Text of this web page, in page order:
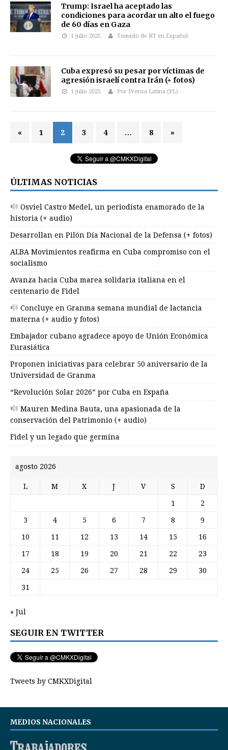
Trump: Israel ha aceptado las
condiciones para acordar un alto el fuego
de 60 días en Gaza
1 julio 2025 Tomado de RT en Español
Cuba expresó su pesar por víctimas de
agresión israelí contra Irán (+ fotos)
1 julio 2025 Por Prensa Latina (PL)
« 1 2 3 4 … 8 »
ÚLTIMAS NOTICIAS
Osviel Castro Medel, un periodista enamorado de la
historia (+ audio)
Desarrollan en Pilón Día Nacional de la Defensa (+ fotos)
ALBA Movimientos reafirma en Cuba compromiso con el
socialismo
Avanza hacia Cuba marea solidaria italiana en el
centenario de Fidel
Concluye en Granma semana mundial de lactancia
materna (+ audio y fotos)
Embajador cubano agradece apoyo de Unión Económica
Eurasiática
Proponen iniciativas para celebrar 50 aniversario de la
Universidad de Granma
“Revolución Solar 2026” por Cuba en España
Mauren Medina Bauta, una apasionada de la
conservación del Patrimonio (+ audio)
Fidel y un legado que germina
agosto 2026
L M X J V S D
1 2
3 4 5 6 7 8 9
10 11 12 13 14 15 16
17 18 19 20 21 22 23
24 25 26 27 28 29 30
31
« Jul
SEGUIR EN TWITTER
Tweets by CMKXDigital
MEDIOS NACIONALES